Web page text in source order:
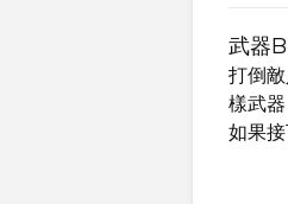
武器
打倒
樣武
如果